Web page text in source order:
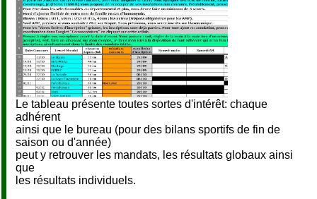
Le tableau présente toutes sortes d'intérêt: chaque
adhérent
ainsi que le bureau (pour des bilans sportifs de fin de
saison ou d'année)
peut y retrouver les mandats, les résultats globaux ainsi
que
les résultats individuels.